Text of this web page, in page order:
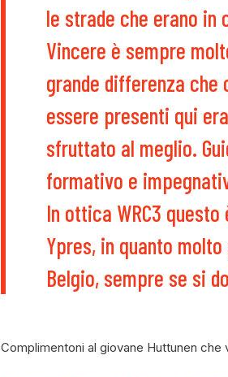
le strade che erano
Vincere è sempre
grande differenza che
essere presenti qui
sfruttato al meglio.
formativo e
In ottica WRC3
Ypres, in quanto
Belgio, sempre se si
Complimentoni al giovane Huttunen che